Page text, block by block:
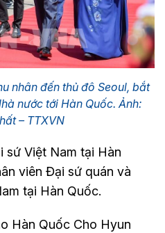
nhân đến thủ đô Seoul, bắt
nước tới Hàn Quốc. Ảnh:
– TTXVN
sứ Việt Nam tại Hàn
viên Đại sứ quán và
tại Hàn Quốc.
Hàn Quốc Cho Hyun